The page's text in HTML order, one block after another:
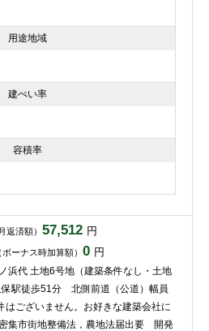
用途地域
建ぺい率
容積率
返済額） 57,512 円
ボーナス時加算額） 0 円
浜代 土地6号地（建築条件なし・土地
駅徒歩51分 北側前道（公道）幅員
ございません。お好きな建築会社に
集市街地整備法，農地法届出要 開発